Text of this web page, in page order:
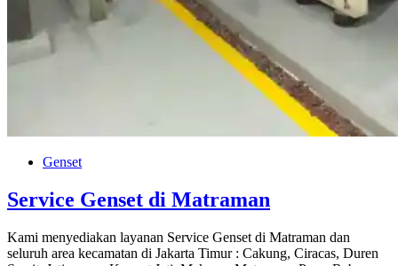
Genset
Service Genset di Matraman
Kami menyediakan layanan Service Genset di Matraman dan
seluruh area kecamatan di Jakarta Timur : Cakung, Ciracas, Duren